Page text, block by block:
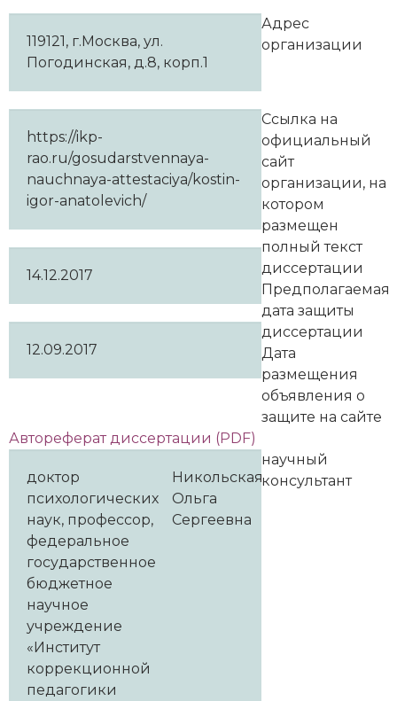
119121, г.Москва, ул.
Погодинская, д.8, корп.1
Адрес
организации
https://ikp-
rao.ru/gosudarstvennaya-
nauchnaya-attestaciya/kostin-
igor-anatolevich/
Ссылка на
официальный
сайт
организации, на
котором
размещен
полный текст
диссертации
14.12.2017
Предполагаемая
дата защиты
диссертации
12.09.2017
Дата
размещения
объявления о
защите на сайте
Автореферат диссертации (PDF)
Никольская
Ольга
Сергеевна
доктор
психологических
наук, профессор,
федеральное
государственное
бюджетное
научное
учреждение
«Институт
коррекционной
педагогики
научный
консультант